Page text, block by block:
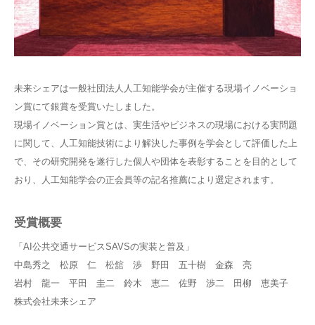
未来シェアは一般社団法人人工知能学会が主催する現場イノベーショ
ン賞にて銀賞を受賞いたしました。
現場イノベーション賞とは、実生活やビジネスの現場における実問題
に関して、人工知能技術により解決した事例を学会として評価した上
で、その研究開発を遂行した個人や団体を表彰することを目的として
おり、人工知能学会の正会員等の記名推薦により選定されます。
受賞概要
「AI公共交通サービスSAVSの実装と普及」
中島秀之 松原 仁 松舘 渉 野田 五十樹 金森 亮
岩村 龍一 平田 圭二 鈴木 恵二 佐野 渉二 田柳 恵美子
株式会社未来シェア